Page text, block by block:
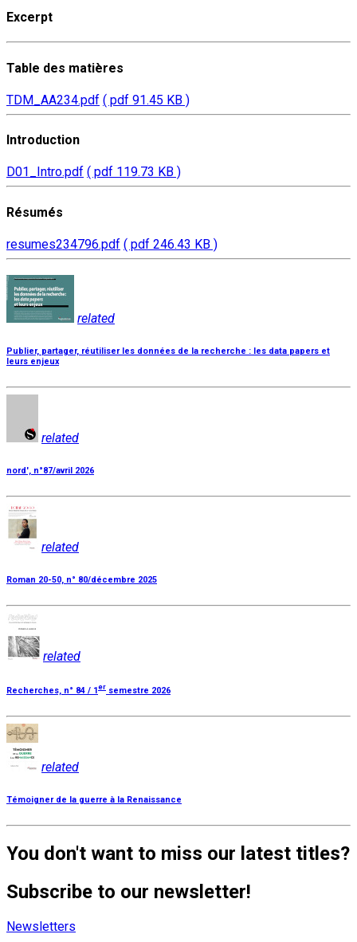
Excerpt
Table des matières
TDM_AA234.pdf ( pdf 91.45 KB )
Introduction
D01_Intro.pdf ( pdf 119.73 KB )
Résumés
resumes234796.pdf ( pdf 246.43 KB )
related
Publier, partager, réutiliser les données de la recherche : les data papers et
leurs enjeux
related
nord', n°87/avril 2026
related
Roman 20-50, n° 80/décembre 2025
related
Recherches, n° 84 / 1er semestre 2026
related
Témoigner de la guerre à la Renaissance
You don't want to miss our latest titles?
Subscribe to our newsletter!
Newsletters